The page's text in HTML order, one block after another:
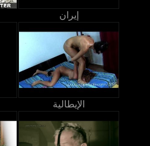
إيران
الإيطالية